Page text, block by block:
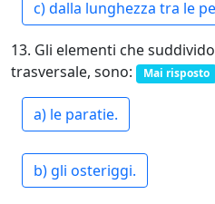
c) dalla lunghezza tra le
13. Gli elementi che
trasversale, sono:
Mai risposto
a) le paratie.
b) gli osteriggi.